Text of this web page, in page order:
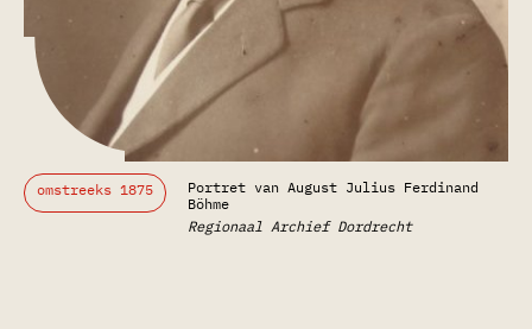
Portret van August Julius Ferdinand
Böhme
Regionaal Archief Dordrecht
omstreeks 1875